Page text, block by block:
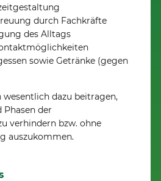
durch Fachkräfte
des Alltags
sowie Getränke (gegen
wesentlich dazu beitragen,
Phasen der
verhindern bzw. ohne
auszukommen.